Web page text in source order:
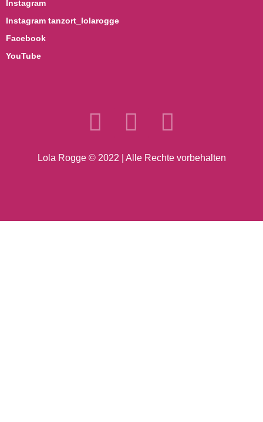
Instagram
Instagram tanzort_lolarogge
Facebook
YouTube
Lola Rogge © 2022 | Alle Rechte vorbehalten